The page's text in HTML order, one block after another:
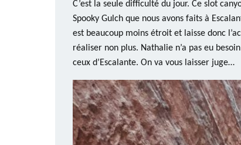
C’est la seule difficulté du jour. Ce slot
Spooky Gulch que nous avons faits à
est beaucoup moins étroit et laisse donc
réaliser non plus. Nathalie n’a pas eu
ceux d’Escalante. On va vous laisser juge…